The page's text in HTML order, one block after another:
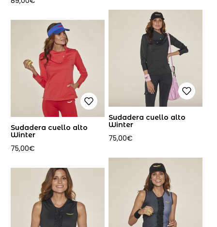
Sudadera cuello alto
Winter
75,00€
Sudadera cuello alto
Winter
75,00€